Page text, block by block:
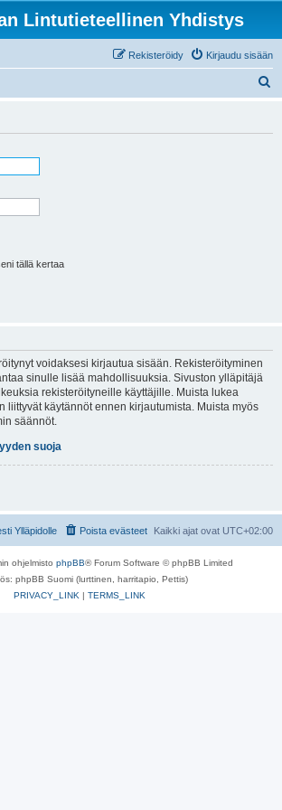
Lintutieteellinen Yhdistys
Kirjaudu sisään
Rekisteröidy
tällä kertaa
voidaksesi kirjautua sisään. Rekisteröityminen
sinulle lisää mahdollisuuksia. Sivuston ylläpitäjä
rekisteröityneille käyttäjille. Muista lukea
liittyvät käytännöt ennen kirjautumista. Muista myös
säännöt.
suoja
Kaikki ajat ovat UTC+02:00
Poista evästeet
Ylläpidolle
ohjelmisto phpBB® Forum Software © phpBB Limited
phpBB Suomi (lurttinen, harritapio, Pettis)
PRIVACY_LINK | TERMS_LINK